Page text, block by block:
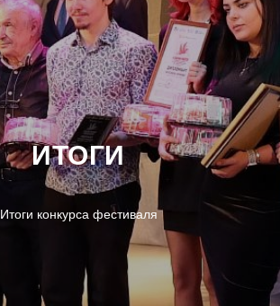
ИТОГИ
Итоги конкурса фестиваля